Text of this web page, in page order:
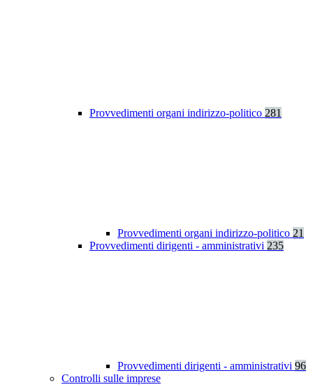
Provvedimenti organi indirizzo-politico 281
Provvedimenti organi indirizzo-politico 21
Provvedimenti dirigenti - amministrativi 235
Provvedimenti dirigenti - amministrativi 96
Controlli sulle imprese